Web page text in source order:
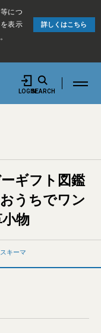
につ
表示
詳しくはこちら
LOGINSEARCH
ギフト図鑑
うちでワン
物
キーマ